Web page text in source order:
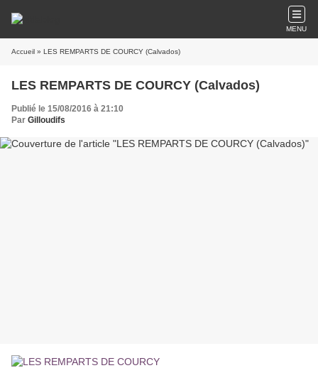
MENU
Accueil » LES REMPARTS DE COURCY (Calvados)
LES REMPARTS DE COURCY (Calvados)
Publié le 15/08/2016 à 21:10
Par Gilloudifs